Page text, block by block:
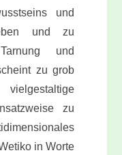
und
und zu
und
zu grob
zu
in Worte